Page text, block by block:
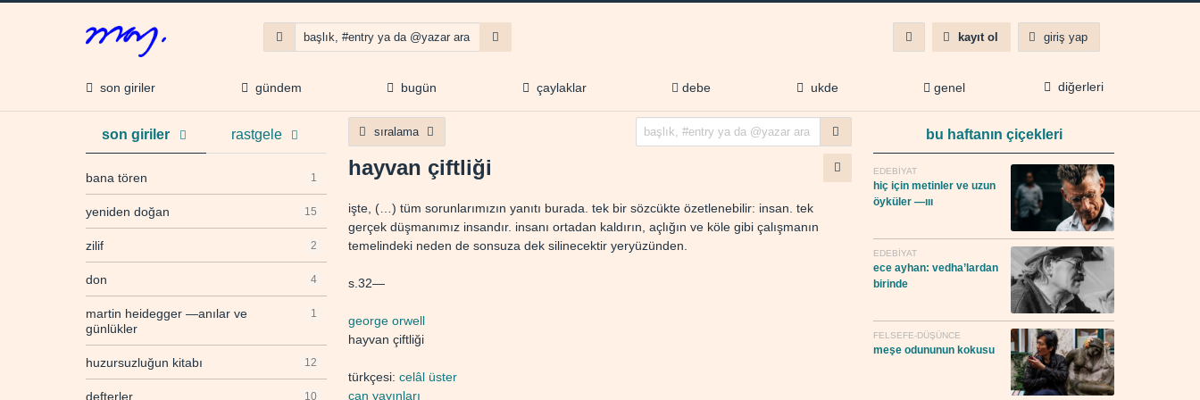
kayıt ol giriş yap
son giriler gündem bugün çaylaklar debe ukde genel diğerleri
son giriler rastgele
bana tören 1
yeniden doğan 15
zilif 2
don 4
martin heidegger —anılar ve
günlükler
1
huzursuzluğun kitabı 12
defterler 10
sıralama
hayvan çiftliği
işte, (…) tüm sorunlarımızın yanıtı burada. tek bir sözcükte özetlenebilir: insan. tek
gerçek düşmanımız insandır. insanı ortadan kaldırın, açlığın ve köle gibi çalışmanın
temelindeki neden de sonsuza dek silinecektir yeryüzünden.
s.32—
george orwell
hayvan çiftliği
türkçesi: celâl üster
can yayınları
bu haftanın çiçekleri
EDEBIYAT
hiç i̇çin metinler ve uzun
öyküler —iii
EDEBIYAT
ece ayhan: vedha’lardan
birinde
FELSEFE-DÜŞÜNCE
meşe odununun kokusu